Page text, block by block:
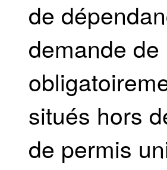
de
demande
situés hors
de permis